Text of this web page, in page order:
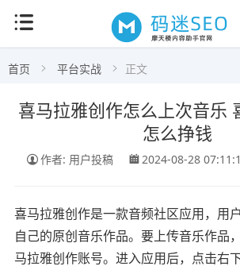
首页 平台实战 正文
喜马拉雅创作怎么上次音乐
怎么挣钱
作者: 用户投稿 2024-08-28
喜马拉雅创作是一款音频社区应用，用
自己的原创音乐作品。要上传音乐作品
马拉雅创作账号。进入应用后，点击右